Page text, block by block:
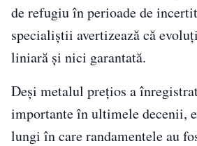
de refugiu în perioade de
specialiștii avertizează că
liniară și nici garantată.
Deși metalul prețios a
importante în ultimele decenii,
lungi în care randamentele au